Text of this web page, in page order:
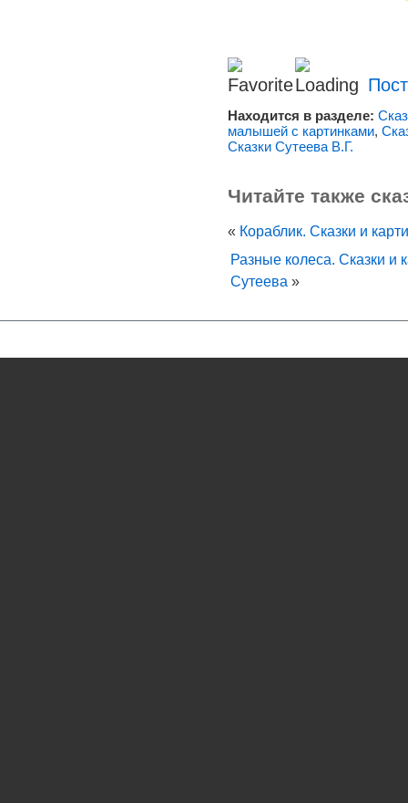
Находится в разделе:
малышей с картинками,
Сказки Сутеева В.Г.
Читайте также
« Кораблик. Сказки и
Разные колеса. Сказки и
Сутеева »